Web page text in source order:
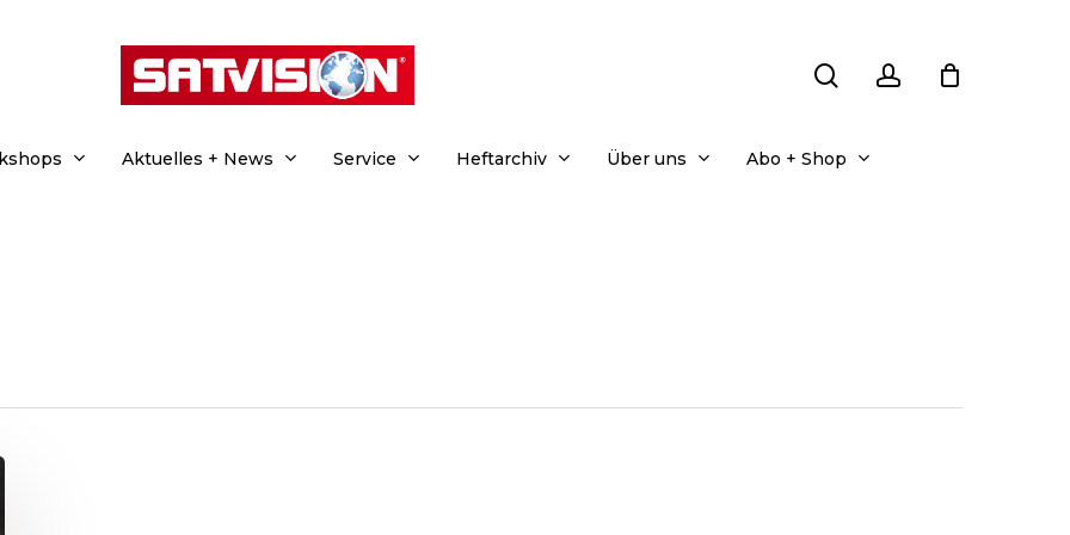
Aktuelles + News Service Heftarchiv Über uns Abo + Shop